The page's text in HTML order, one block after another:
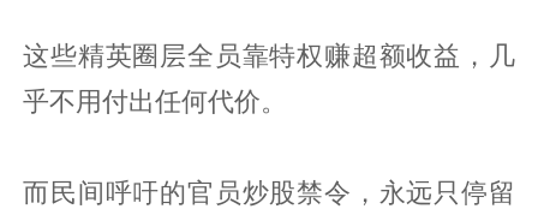
这些精英圈层全员靠特权赚超额收益，几
乎不用付出任何代价。
而民间呼吁的官员炒股禁令，永远只停留